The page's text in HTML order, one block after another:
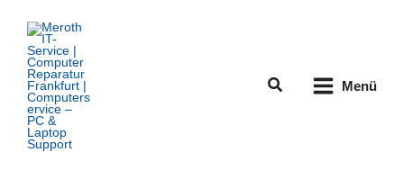
Inhalt
springen
Suchen Menü